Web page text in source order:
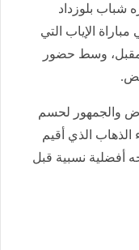
شباب بلوزداد
الإياب التي
وسط حضور
والجمهور لحسم
الذهاب الذي أقيم
أفضلية نسبية قبل